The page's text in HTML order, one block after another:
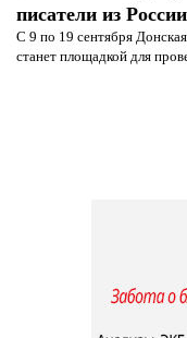
писатели из
С 9 по 19 сентября
станет площадкой для